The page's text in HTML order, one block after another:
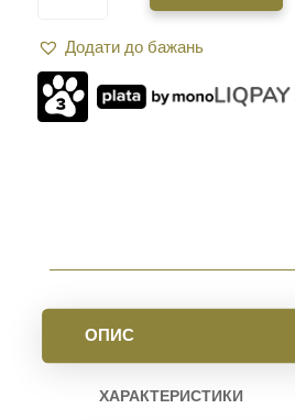
2.0
ДВОСТОРОННЯ
AR10.
FDE
Додати до бажань
ОПИС
ХАРАКТЕРИСТИКИ